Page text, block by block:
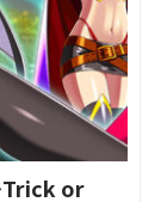
Trick or